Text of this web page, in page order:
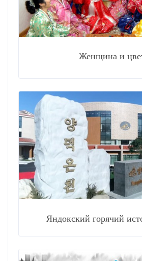
Женщина и
Яндокский горячий